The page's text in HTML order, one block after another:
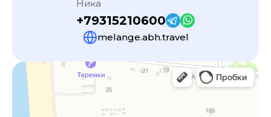
Ника
+79315210600
melange.abh.travel